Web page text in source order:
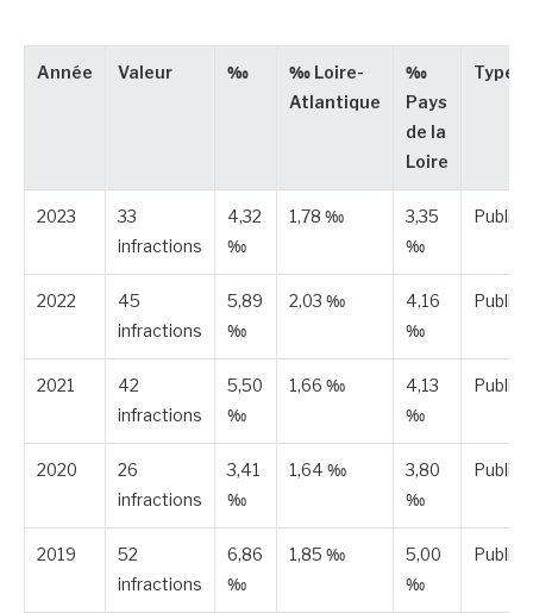
Année Valeur ‰
‰ Loire-
Atlantique
‰
Pays
de la
Loire
Type
2023
33
infractions
4,32
‰
1,78 ‰
3,35
‰
Publiée
2022
45
infractions
5,89
‰
2,03 ‰
4,16
‰
Publiée
2021
42
infractions
5,50
‰
1,66 ‰
4,13
‰
Publiée
2020
26
infractions
3,41
‰
1,64 ‰
3,80
‰
Publiée
2019
52
infractions
6,86
‰
1,85 ‰
5,00
‰
Publiée